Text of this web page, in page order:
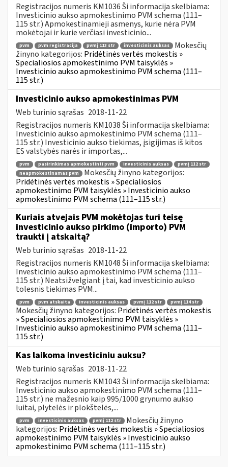
Registracijos numeris KM1036 Ši informacija skelbiama:
Investicinio aukso apmokestinimo PVM schema (111–
115 str.) Apmokestinamieji asmenys, kurie nėra PVM
mokėtojai ir kurie verčiasi investicinio...
pvm pvm registracija pvmį 113 str investicinis auksas
Mokesčių
žinyno kategorijos: Pridėtinės vertės mokestis »
Specialiosios apmokestinimo PVM taisyklės »
Investicinio aukso apmokestinimo PVM schema (111–
115 str.)
Investicinio aukso apmokestinimas PVM
Web turinio sąrašas 2018-11-22
Registracijos numeris KM1038 Ši informacija skelbiama:
Investicinio aukso apmokestinimo PVM schema (111–
115 str.) Investicinio aukso tiekimas, įsigijimas iš kitos
ES valstybės narės ir importas,...
pvm pasirinkimas apmokestinti pvm investicinis auksas
pvmį 112 str
neapmokestinamas pvm
Mokesčių žinyno kategorijos:
Pridėtinės vertės mokestis » Specialiosios
apmokestinimo PVM taisyklės » Investicinio aukso
apmokestinimo PVM schema (111–115 str.)
Kuriais atvejais PVM mokėtojas turi teisę
investicinio aukso pirkimo (importo) PVM
traukti į atskaitą?
Web turinio sąrašas 2018-11-22
Registracijos numeris KM1048 Ši informacija skelbiama:
Investicinio aukso apmokestinimo PVM schema (111–
115 str.) Neatsižvelgiant į tai, kad investicinio aukso
tolesnis tiekimas PVM...
pvm pvm atskaita investicinis auksas pvmį 112 str pvmį 114 str
Mokesčių žinyno kategorijos: Pridėtinės vertės mokestis
» Specialiosios apmokestinimo PVM taisyklės »
Investicinio aukso apmokestinimo PVM schema (111–
115 str.)
Kas laikoma investiciniu auksu?
Web turinio sąrašas 2018-11-22
Registracijos numeris KM1043 Ši informacija skelbiama:
Investicinio aukso apmokestinimo PVM schema (111–
115 str.) ne mažesnio kaip 995/1000 grynumo aukso
luitai, plytelės ir plokštelės,...
pvm investicinis auksas pvmį 112 str
Mokesčių žinyno
kategorijos: Pridėtinės vertės mokestis » Specialiosios
apmokestinimo PVM taisyklės » Investicinio aukso
apmokestinimo PVM schema (111–115 str.)